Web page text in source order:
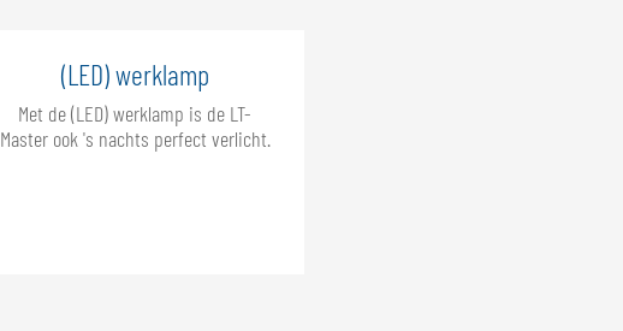
(LED) werklamp
Met de (LED) werklamp is de LT-
Master ook 's nachts perfect verlicht.